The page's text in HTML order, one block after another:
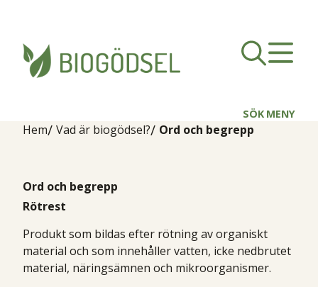
SÖK MENY
Hem Vad är biogödsel? Ord och begrepp
Ord och begrepp
Rötrest
Produkt som bildas efter rötning av organiskt
material och som innehåller vatten, icke nedbrutet
material, näringsämnen och mikroorganismer.